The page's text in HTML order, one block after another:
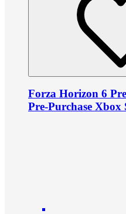
Forza Horizon 6
Pre-Purchase Xbox